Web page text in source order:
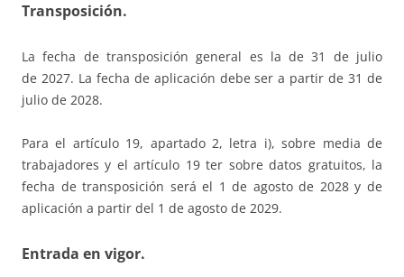
Transposición.
La fecha de transposición general es la de 31 de julio
de 2027. La fecha de aplicación debe ser a partir de 31 de
julio de 2028.
Para el artículo 19, apartado 2, letra i), sobre media de
trabajadores y el artículo 19 ter sobre datos gratuitos, la
fecha de transposición será el 1 de agosto de 2028 y de
aplicación a partir del 1 de agosto de 2029.
Entrada en vigor.